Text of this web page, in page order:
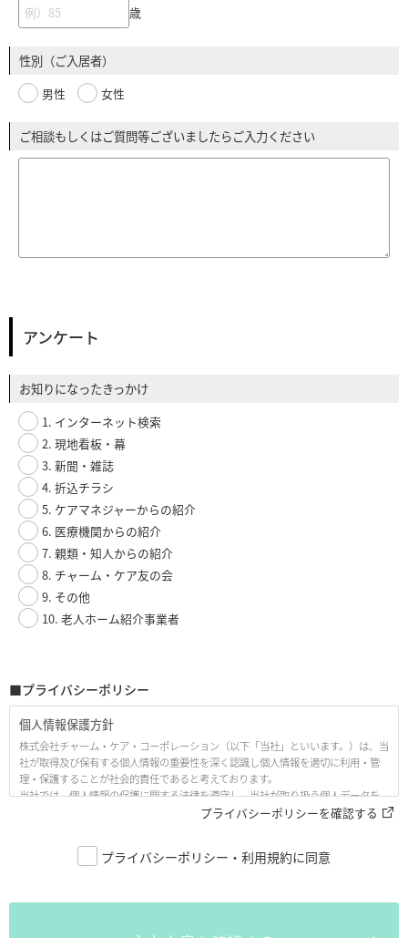
歳
性別（ご入居者）
男性 女性
ご相談もしくはご質問等ございましたらご入力ください
アンケート
お知りになったきっかけ
1. インターネット検索
2. 現地看板・幕
3. 新聞・雑誌
4. 折込チラシ
5. ケアマネジャーからの紹介
6. 医療機関からの紹介
7. 親類・知人からの紹介
8. チャーム・ケア友の会
9. その他
10. 老人ホーム紹介事業者
■プライバシーポリシー
個人情報保護方針
株式会社チャーム・ケア・コーポレーション（以下「当社」といいます。）は、当
社が取得及び保有する個人情報の重要性を深く認識し個人情報を適切に利用・管
理・保護することが社会的責任であると考えております。
当社では、個人情報の保護に関する法律を遵守し、当社が取り扱う個人データを
適正に保護するために、以下の「個人情報保護方針（プライバシーポリシー、以
1. 当社の名称・住所・代表者の氏名
〒530-0005 大阪市北区中之島3丁目6番32号 ダイビル本館21階
プライバシーポリシーを確認する
プライバシーポリシー・利用規約に同意